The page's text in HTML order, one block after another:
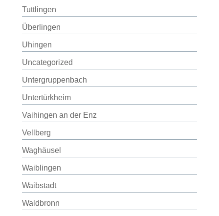
Tuttlingen
Überlingen
Uhingen
Uncategorized
Untergruppenbach
Untertürkheim
Vaihingen an der Enz
Vellberg
Waghäusel
Waiblingen
Waibstadt
Waldbronn